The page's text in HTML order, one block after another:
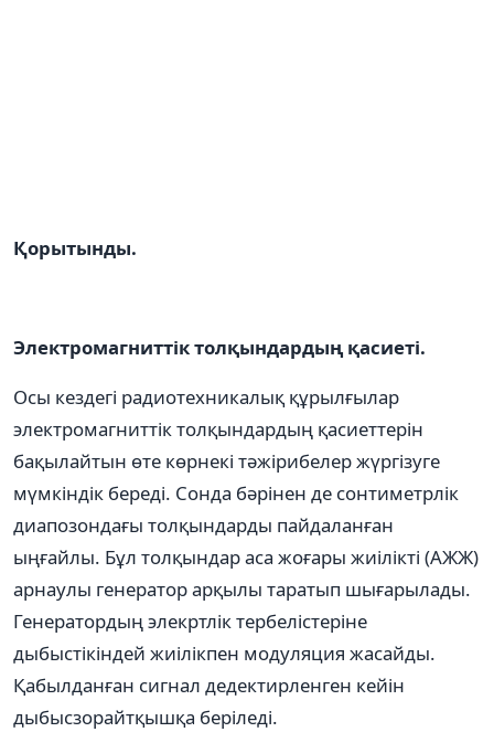
Қорытынды.
Электромагниттік толқындардың қасиеті.
Осы кездегі радиотехникалық құрылғылар
электромагниттік толқындардың қасиеттерін
бақылайтын өте көрнекі тәжірибелер жүргізуге
мүмкіндік береді. Сонда бәрінен де сонтиметрлік
диапозондағы толқындарды пайдаланған
ыңғайлы. Бұл толқындар аса жоғары жиілікті (АЖЖ)
арнаулы генератор арқылы таратып шығарылады.
Генератордың элекртлік тербелістеріне
дыбыстікіндей жиілікпен модуляция жасайды.
Қабылданған сигнал дедектирленген кейін
дыбысзорайтқышқа беріледі.